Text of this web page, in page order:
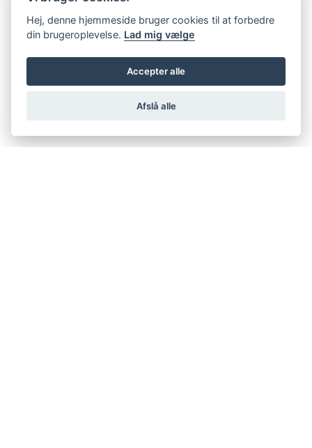
Hej, denne hjemmeside bruger cookies til at forbedre
din brugeroplevelse. Lad mig vælge
Accepter alle
Afslå alle